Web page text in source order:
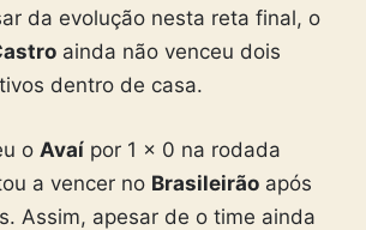
da evolução nesta reta final, o
ainda não venceu dois
dentro de casa.
o Avaípor 1 x 0 na rodada
a vencer no Brasileirãoapós
Assim, apesar de o time ainda